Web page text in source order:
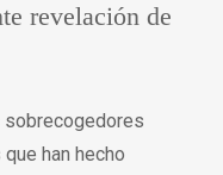
revelación de
sobrecogedores
han hecho